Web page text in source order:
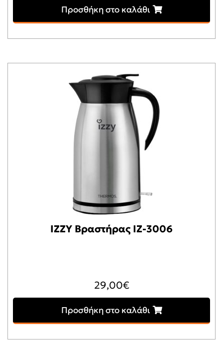
Προσθήκη στο καλάθι
IZZY Βραστήρας IZ-3006
29,00€
Προσθήκη στο καλάθι